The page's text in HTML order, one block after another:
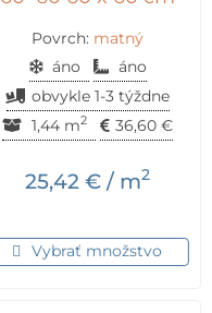
Povrch: matný
áno
áno
obvykle 1-3 týždne
1,44 m2 36,60 €
25,42 € / m2
Vybrať množstvo